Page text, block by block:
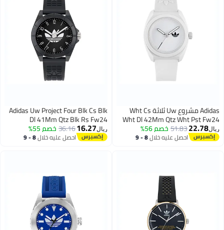
Adidas مشروع Uw ثلاثة Wht Cs
Wht Dl 42Mm Qtz Wht Pst Fw24
ريال22.78
51.83خصم 56%
احصل عليه خلال 8 - 9
Adidas Uw Project Four Blk Cs Blk
Dl 41Mm Qtz Blk Rs Fw24
ريال16.27
36.16خصم 55%
احصل عليه خلال 8 - 9